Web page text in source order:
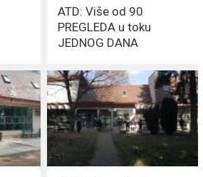
ATD: Više od 90
PREGLEDA u toku
JEDNOG DANA